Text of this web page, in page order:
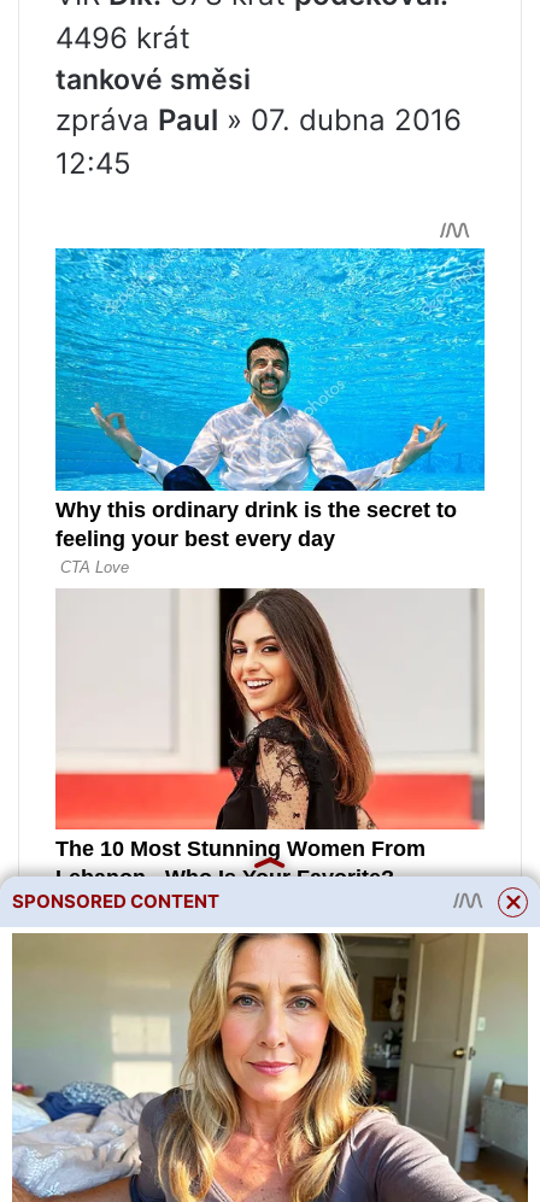
4496 krát
tankové směsi
zpráva Paul » 07. dubna 2016
12:45
SPONSORED CONTENT